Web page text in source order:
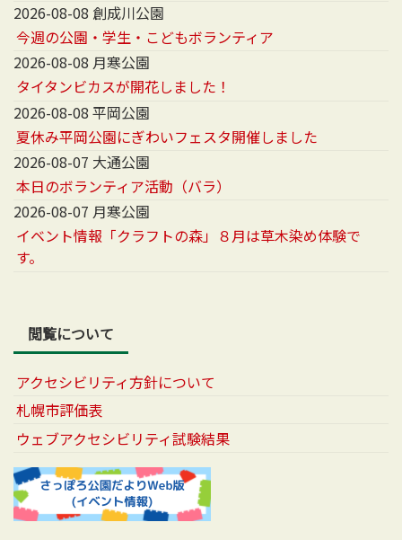
2026-08-08 創成川公園
今週の公園・学生・こどもボランティア
2026-08-08 月寒公園
タイタンビカスが開花しました！
2026-08-08 平岡公園
夏休み平岡公園にぎわいフェスタ開催しました
2026-08-07 大通公園
本日のボランティア活動（バラ）
2026-08-07 月寒公園
イベント情報「クラフトの森」８月は草木染め体験で
す。
閲覧について
アクセシビリティ方針について
札幌市評価表
ウェブアクセシビリティ試験結果